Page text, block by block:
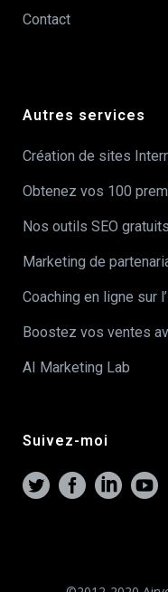
Contact
Autres services
Création de sites
Obtenez vos 100
Nos outils SEO gratuits
Marketing de
Coaching en ligne sur
Boostez vos ventes
AI Marketing Lab
Suivez-moi